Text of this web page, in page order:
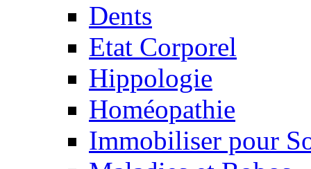
Dents
Etat Corporel
Hippologie
Homéopathie
Immobiliser pour